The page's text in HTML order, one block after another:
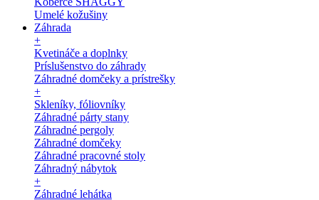
Umelé kožušiny
Záhrada
+
Kvetináče a doplnky
Príslušenstvo do záhrady
Záhradné domčeky a prístrešky
+
Skleníky, fóliovníky
Záhradné párty stany
Záhradné pergoly
Záhradné domčeky
Záhradné pracovné stoly
Záhradný nábytok
+
Záhradné lehátka